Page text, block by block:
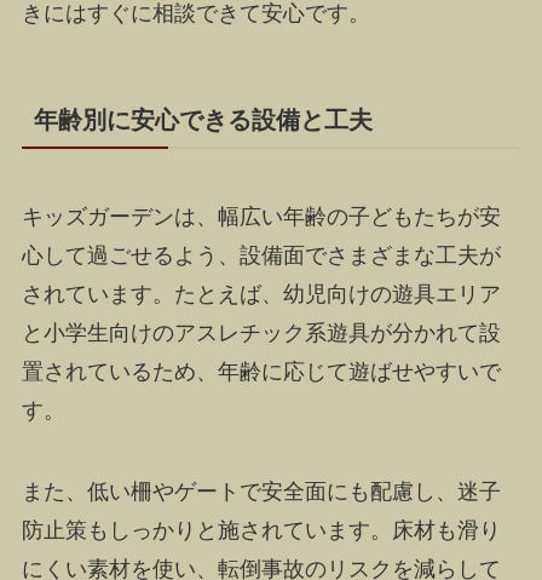
きにはすぐに相談できて安心です。
年齢別に安心できる設備と工夫
キッズガーデンは、幅広い年齢の子どもたちが安
心して過ごせるよう、設備面でさまざまな工夫が
されています。たとえば、幼児向けの遊具エリア
と小学生向けのアスレチック系遊具が分かれて設
置されているため、年齢に応じて遊ばせやすいで
す。
また、低い柵やゲートで安全面にも配慮し、迷子
防止策もしっかりと施されています。床材も滑り
にくい素材を使い、転倒事故のリスクを減らして